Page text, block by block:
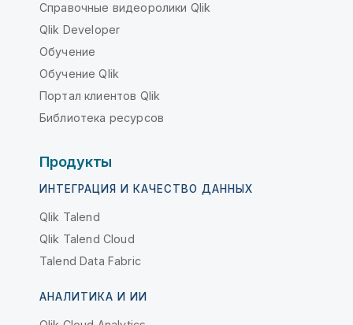
Справочные видеоролики Qlik
Qlik Developer
Обучение
Обучение Qlik
Портал клиентов Qlik
Библиотека ресурсов
Продукты
ИНТЕГРАЦИЯ И КАЧЕСТВО ДАННЫХ
Qlik Talend
Qlik Talend Cloud
Talend Data Fabric
АНАЛИТИКА И ИИ